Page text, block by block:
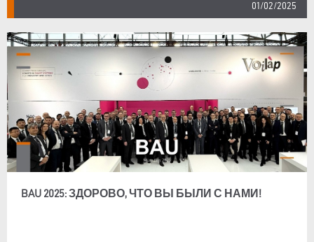
01/02/2025
BAU 2025: ЗДОРОВО, ЧТО ВЫ БЫЛИ С НАМИ!